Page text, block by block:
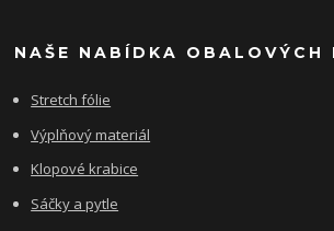
NAŠE NABÍDKA OBALOVÝCH
Stretch fólie
Výplňový materiál
Klopové krabice
Sáčky a pytle